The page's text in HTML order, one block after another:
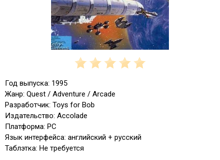
Год выпуска: 1995
Жанр: Quest / Adventure / Arcade
Разработчик: Toys for Bob
Издательство: Accolade
Платформа: PC
Язык интерфейса: английский + русский
Таблэтка: Не требуется